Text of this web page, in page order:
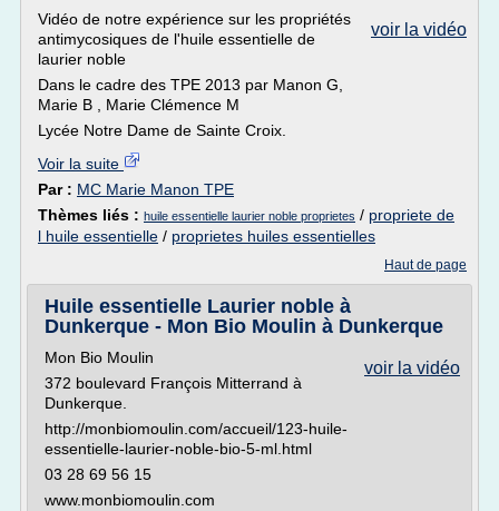
voir la vidéo
Vidéo de notre expérience sur les propriétés
antimycosiques de l'huile essentielle de
laurier noble
Dans le cadre des TPE 2013 par Manon G,
Marie B , Marie Clémence M
Lycée Notre Dame de Sainte Croix.
Voir la suite
Par : MC Marie Manon TPE
Thèmes liés : huile essentielle laurier noble proprietes / propriete de
l huile essentielle / proprietes huiles essentielles
Haut de page
Huile essentielle Laurier noble à
Dunkerque - Mon Bio Moulin à Dunkerque
voir la vidéo
Mon Bio Moulin
372 boulevard François Mitterrand à
Dunkerque.
http://monbiomoulin.com/accueil/123-huile-
essentielle-laurier-noble-bio-5-ml.html
03 28 69 56 15
www.monbiomoulin.com